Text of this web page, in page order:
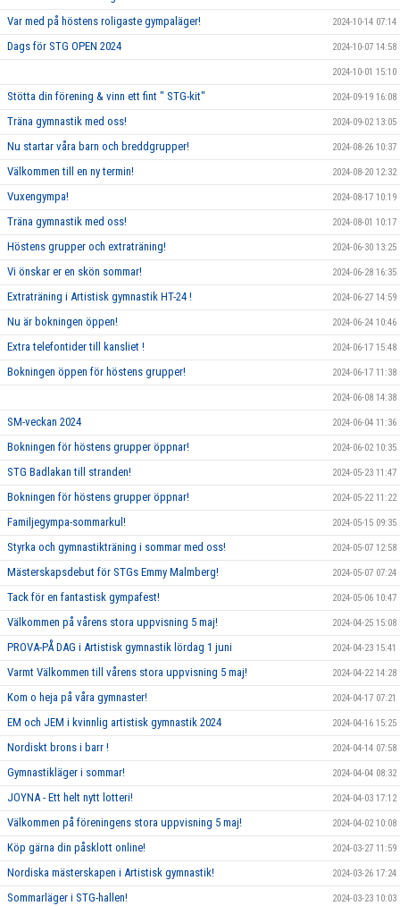
Var med på höstens roligaste gympaläger! 2024-10-14 07:14
Dags för STG OPEN 2024 2024-10-07 14:58
2024-10-01 15:10
Stötta din förening & vinn ett fint " STG-kit" 2024-09-19 16:08
Träna gymnastik med oss! 2024-09-02 13:05
Nu startar våra barn och breddgrupper! 2024-08-26 10:37
Välkommen till en ny termin! 2024-08-20 12:32
Vuxengympa! 2024-08-17 10:19
Träna gymnastik med oss! 2024-08-01 10:17
Höstens grupper och extraträning! 2024-06-30 13:25
Vi önskar er en skön sommar! 2024-06-28 16:35
Extraträning i Artistisk gymnastik HT-24 ! 2024-06-27 14:59
Nu är bokningen öppen! 2024-06-24 10:46
Extra telefontider till kansliet ! 2024-06-17 15:48
Bokningen öppen för höstens grupper! 2024-06-17 11:38
2024-06-08 14:38
SM-veckan 2024 2024-06-04 11:36
Bokningen för höstens grupper öppnar! 2024-06-02 10:35
STG Badlakan till stranden! 2024-05-23 11:47
Bokningen för höstens grupper öppnar! 2024-05-22 11:22
Familjegympa-sommarkul! 2024-05-15 09:35
Styrka och gymnastikträning i sommar med oss! 2024-05-07 12:58
Mästerskapsdebut för STGs Emmy Malmberg! 2024-05-07 07:24
Tack för en fantastisk gympafest! 2024-05-06 10:47
Välkommen på vårens stora uppvisning 5 maj! 2024-04-25 15:08
PROVA-PÅ DAG i Artistisk gymnastik lördag 1 juni 2024-04-23 15:41
Varmt Välkommen till vårens stora uppvisning 5 maj! 2024-04-22 14:28
Kom o heja på våra gymnaster! 2024-04-17 07:21
EM och JEM i kvinnlig artistisk gymnastik 2024 2024-04-16 15:25
Nordiskt brons i barr ! 2024-04-14 07:58
Gymnastikläger i sommar! 2024-04-04 08:32
JOYNA - Ett helt nytt lotteri! 2024-04-03 17:12
Välkommen på föreningens stora uppvisning 5 maj! 2024-04-02 10:08
Köp gärna din påsklott online! 2024-03-27 11:59
Nordiska mästerskapen i Artistisk gymnastik! 2024-03-26 17:24
Sommarläger i STG-hallen! 2024-03-23 10:03